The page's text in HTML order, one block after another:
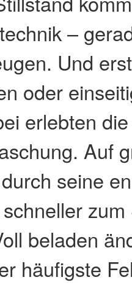
–
Und
oder
erlebten
Auf
seine
beladen
häufigste